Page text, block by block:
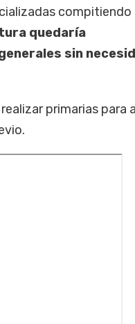
quedaría
sin
primarias para